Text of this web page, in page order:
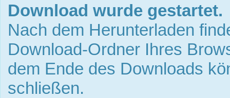
Download wurde gestartet.
Nach dem Herunterladen
Download-Ordner Ihres
dem Ende des Downloads
schließen.